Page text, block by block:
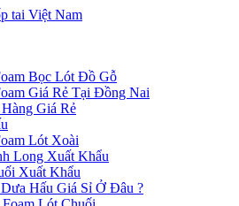
Bọc Lót Đồ Gỗ
Giá Rẻ Tại Đồng Nai
Giá Rẻ
Lót Xoài
Long Xuất Khẩu
Xuất Khẩu
Hấu Giá Sỉ Ở Đâu ?